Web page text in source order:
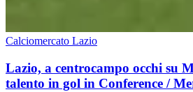
Calciomercato Lazio
Lazio, a centrocampo occhi su
talento in gol in Conference /